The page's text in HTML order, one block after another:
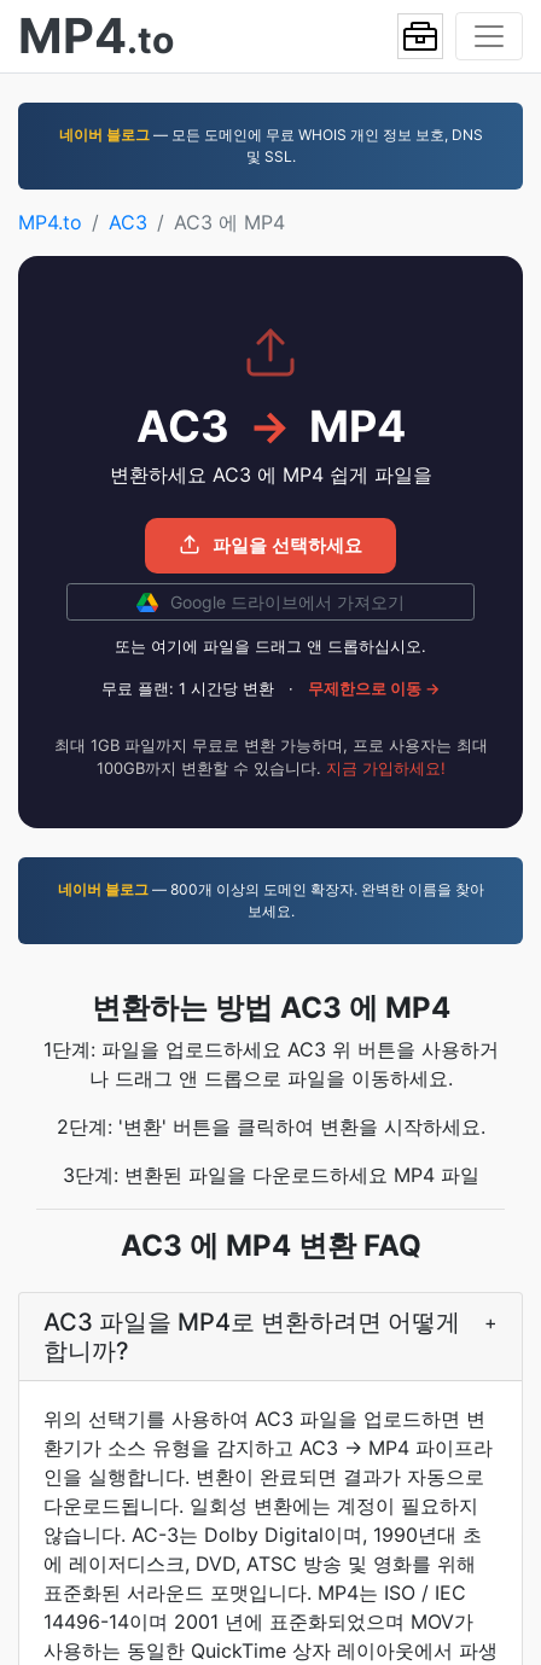
MP4.to
네이버 블로그— 모든 도메인에 무료 WHOIS 개인 정보 보호, DNS
및 SSL.
MP4.to AC3 AC3 에 MP4
AC3 → MP4
변환하세요 AC3 에 MP4 쉽게 파일을
파일을 선택하세요
Google 드라이브에서 가져오기
또는 여기에 파일을 드래그 앤 드롭하십시오.
무료 플랜: 1 시간당 변환 · 무제한으로 이동 →
최대 1GB 파일까지 무료로 변환 가능하며, 프로 사용자는 최대
100GB까지 변환할 수 있습니다. 지금 가입하세요!
네이버 블로그— 800개 이상의 도메인 확장자. 완벽한 이름을 찾아
보세요.
변환하는 방법 AC3 에 MP4
1단계: 파일을 업로드하세요 AC3 위 버튼을 사용하거
나 드래그 앤 드롭으로 파일을 이동하세요.
2단계: '변환' 버튼을 클릭하여 변환을 시작하세요.
3단계: 변환된 파일을 다운로드하세요 MP4 파일
AC3 에 MP4 변환 FAQ
AC3 파일을 MP4로 변환하려면 어떻게
합니까?
+
위의 선택기를 사용하여 AC3 파일을 업로드하면 변
환기가 소스 유형을 감지하고 AC3 → MP4 파이프라
인을 실행합니다. 변환이 완료되면 결과가 자동으로
다운로드됩니다. 일회성 변환에는 계정이 필요하지
않습니다. AC-3는 Dolby Digital이며, 1990년대 초
에 레이저디스크, DVD, ATSC 방송 및 영화를 위해
표준화된 서라운드 포맷입니다. MP4는 ISO / IEC
14496-14이며 2001 년에 표준화되었으며 MOV가
사용하는 동일한 QuickTime 상자 레이아웃에서 파생